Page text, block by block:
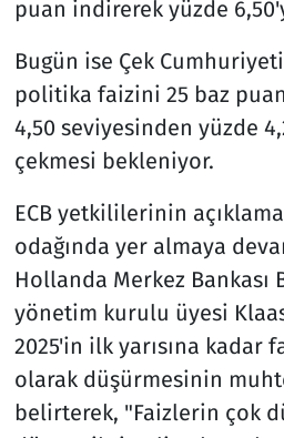
puan indirerek yüzde
Bugün ise Çek
politika faizini 25 baz
4,50 seviyesinden yüzde
çekmesi bekleniyor.
ECB yetkililerinin
odağında yer almaya
Hollanda Merkez Bankası
yönetim kurulu üyesi
2025'in ilk yarısına kadar
olarak düşürmesinin
belirterek, "Faizlerin çok